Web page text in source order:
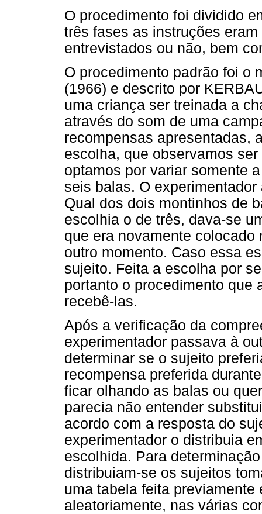
O procedimento foi dividido
três fases as instruções
entrevistados ou não, bem
O procedimento padrão foi o
(1966) e descrito por
uma criança ser treinada a
através do som de uma
recompensas apresentadas,
escolha, que observamos
optamos por variar somente
seis balas. O
Qual dos dois montinhos de
escolhia o de três, dava-se
que era novamente
outro momento. Caso essa
sujeito. Feita a escolha por
portanto o procedimento que
recebê-las.
Após a verificação da
experimentador passava à
determinar se o sujeito
recompensa preferida
ficar olhando as balas ou
parecia não entender
acordo com a resposta do
experimentador o distribuia
escolhida. Para
distribuiam-se os sujeitos
uma tabela feita
aleatoriamente, nas várias